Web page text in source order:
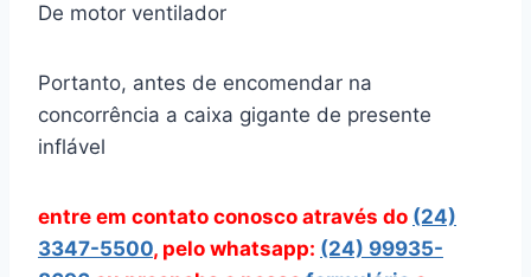
De motor ventilador
Portanto, antes de encomendar na
concorrência a caixa gigante de presente
inflável
entre em contato conosco através do (24)
3347-5500, pelo whatsapp: (24) 99935-